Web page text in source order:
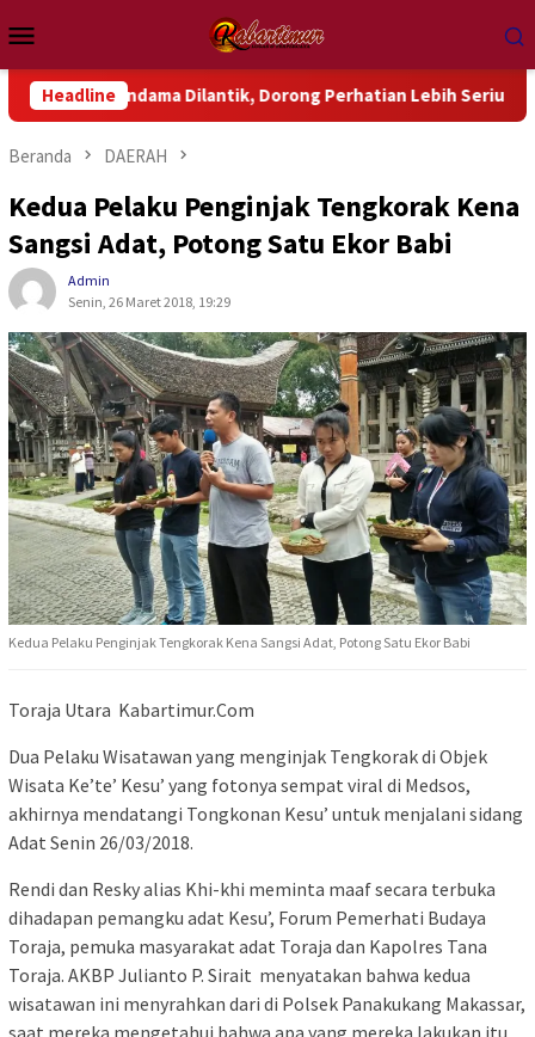
ke
kontenMobile
HeadlineDilantik, Dorong Perhatian Lebih Serius Terhadap Isu
Beranda DAERAH
Kedua Pelaku Penginjak Tengkorak Kena
Sangsi Adat, Potong Satu Ekor Babi
Admin
Senin, 26 Maret 2018, 19:29
Kedua Pelaku Penginjak Tengkorak Kena Sangsi Adat, Potong Satu Ekor Babi
Toraja Utara Kabartimur.Com
Dua Pelaku Wisatawan yang menginjak Tengkorak di Objek
Wisata Ke’te’ Kesu’ yang fotonya sempat viral di Medsos,
akhirnya mendatangi Tongkonan Kesu’ untuk menjalani sidang
Adat Senin 26/03/2018.
Rendi dan Resky alias Khi-khi meminta maaf secara terbuka
dihadapan pemangku adat Kesu’, Forum Pemerhati Budaya
Toraja, pemuka masyarakat adat Toraja dan Kapolres Tana
Toraja. AKBP Julianto P. Sirait menyatakan bahwa kedua
wisatawan ini menyrahkan dari di Polsek Panakukang Makassar,